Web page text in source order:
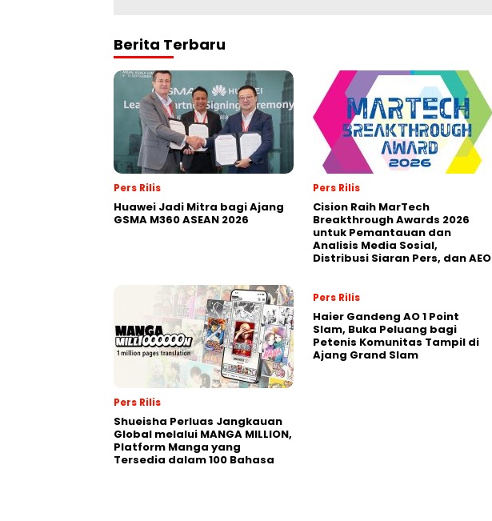
Berita Terbaru
Pers Rilis
Huawei Jadi Mitra bagi Ajang
GSMA M360 ASEAN 2026
Pers Rilis
Cision Raih MarTech
Breakthrough Awards 2026
untuk Pemantauan dan
Analisis Media Sosial,
Distribusi Siaran Pers, dan AEO
Pers Rilis
Shueisha Perluas Jangkauan
Global melalui MANGA MILLION,
Platform Manga yang
Tersedia dalam 100 Bahasa
Pers Rilis
Haier Gandeng AO 1 Point
Slam, Buka Peluang bagi
Petenis Komunitas Tampil di
Ajang Grand Slam